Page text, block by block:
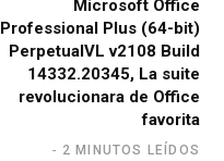
Microsoft Office
Professional Plus (64-bit)
PerpetualVL v2108 Build
14332.20345, La suite
revolucionara de Office
favorita
2 MINUTOS LEÍDOS